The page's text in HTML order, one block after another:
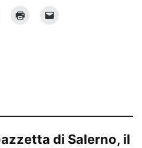
di Salerno, il